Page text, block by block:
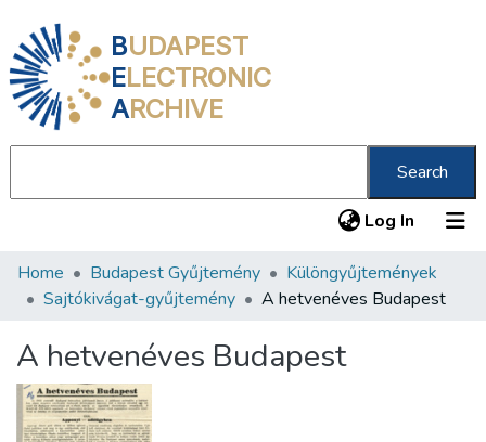
BUDAPEST
ELECTRONIC
ARCHIVE
Search
Log In (current)
Communities & Collections
Statistics
About us
Home Budapest Gyűjtemény
Különgyűjtemények
Sajtókivágat-gyűjtemény
A hetvenéves Budapest
A hetvenéves Budapest